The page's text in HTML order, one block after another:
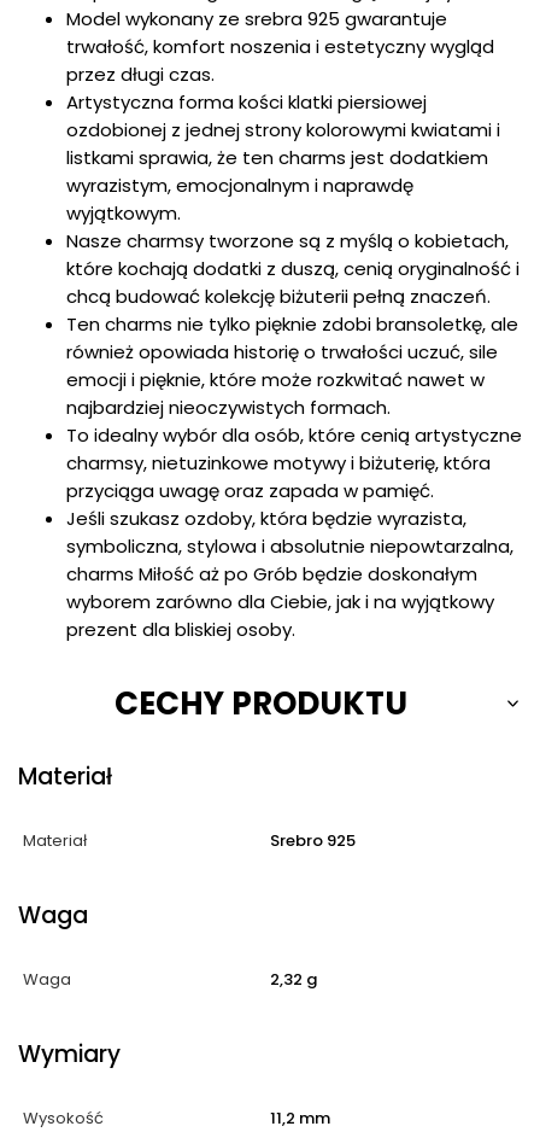
Model wykonany ze srebra 925 gwarantuje
trwałość, komfort noszenia i estetyczny wygląd
przez długi czas.
Artystyczna forma kości klatki piersiowej
ozdobionej z jednej strony kolorowymi kwiatami i
listkami sprawia, że ten charms jest dodatkiem
wyrazistym, emocjonalnym i naprawdę
wyjątkowym.
Nasze charmsy tworzone są z myślą o kobietach,
które kochają dodatki z duszą, cenią oryginalność i
chcą budować kolekcję biżuterii pełną znaczeń.
Ten charms nie tylko pięknie zdobi bransoletkę, ale
również opowiada historię o trwałości uczuć, sile
emocji i pięknie, które może rozkwitać nawet w
najbardziej nieoczywistych formach.
To idealny wybór dla osób, które cenią artystyczne
charmsy, nietuzinkowe motywy i biżuterię, która
przyciąga uwagę oraz zapada w pamięć.
Jeśli szukasz ozdoby, która będzie wyrazista,
symboliczna, stylowa i absolutnie niepowtarzalna,
charms Miłość aż po Grób będzie doskonałym
wyborem zarówno dla Ciebie, jak i na wyjątkowy
prezent dla bliskiej osoby.
CECHY PRODUKTU
Materiał
Materiał Srebro 925
Waga
Waga 2,32 g
Wymiary
Wysokość
11,2 mm